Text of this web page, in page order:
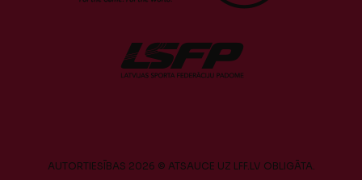
AUTORTIESĪBAS 2026 © ATSAUCE UZ LFF.LV OBLIGĀTA.